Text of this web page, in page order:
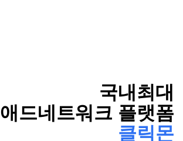
국내최대
애드네트워크 플랫폼
클릭몬